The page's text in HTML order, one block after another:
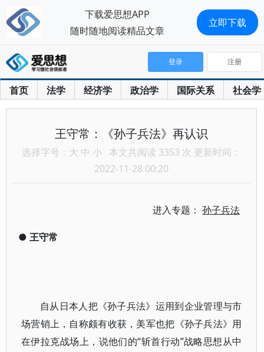
首页 法学 经济学 政治学 国际关系 社会学
登录 注册
王守常：《孙子兵法》再认识
选择字号： 大 中 小 本文共阅读 3353 次 更新时间：
2022-11-28 00:20
进入专题：孙子兵法
● 王守常
自从日本人把《孙子兵法》运用到企业管理与市
场营销上，自称颇有收获，美军也把《孙子兵法》用
在伊拉克战场上，说他们的“斩首行动”战略思想从中
下载爱思想APP
随时随地阅读精品文章
立即下载